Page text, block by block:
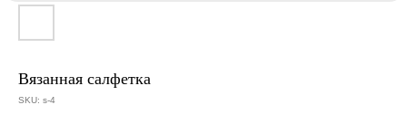
Вязанная салфетка
SKU: s-4